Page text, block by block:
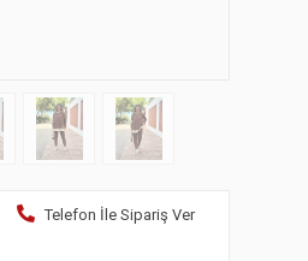
Telefon İle Sipariş Ver